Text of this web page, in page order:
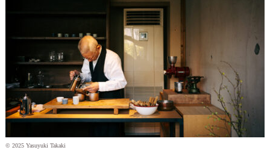
© 2025 Yasuyuki Takaki